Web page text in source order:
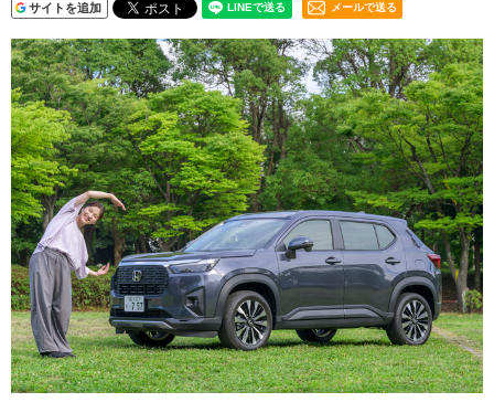
サイトを追加 メールで送る